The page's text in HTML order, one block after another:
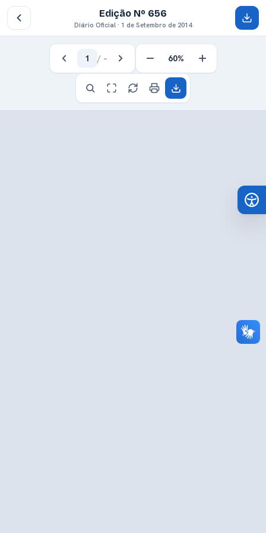
Edição Nº 656
Diário Oficial · 1 de Setembro de 2014
1 / – 60%